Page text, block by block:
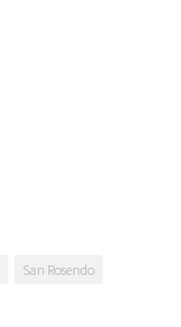
San Rosendo